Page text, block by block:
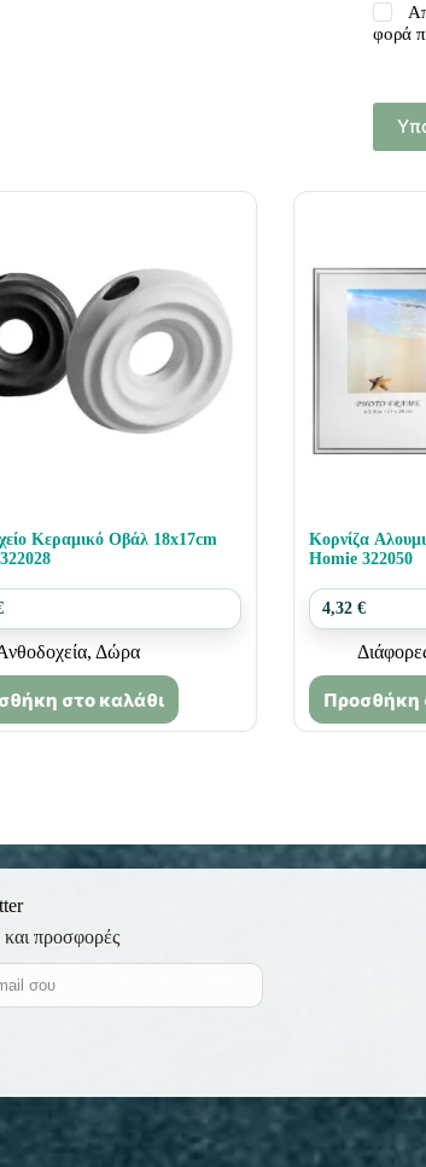
φορά
Κεραμικό Οβάλ 18x17cm
, Δώρα
στο καλάθι
Κορνίζα
Homie 322050
4,32 €
Προσθήκη
προσφορές